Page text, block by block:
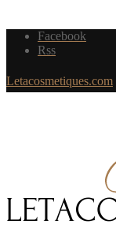
Facebook
Rss
Letacosmetiques.com